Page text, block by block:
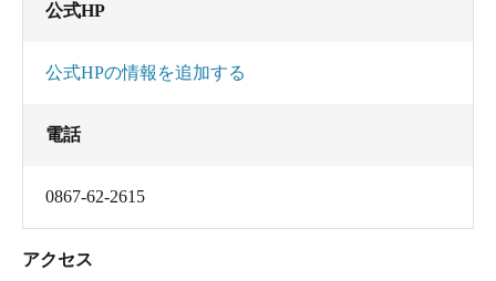
公式HP
公式HPの情報を追加する
電話
0867-62-2615
アクセス